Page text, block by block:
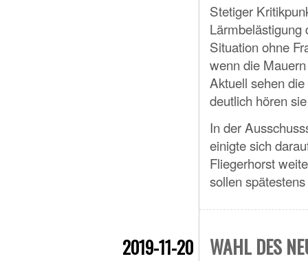
Stetiger
Lärmbelästigung
Situation ohne
wenn die
Aktuell sehen
deutlich hören
In der
einigte sich
Fliegerhorst
sollen
2019-11-20 WAHL DES